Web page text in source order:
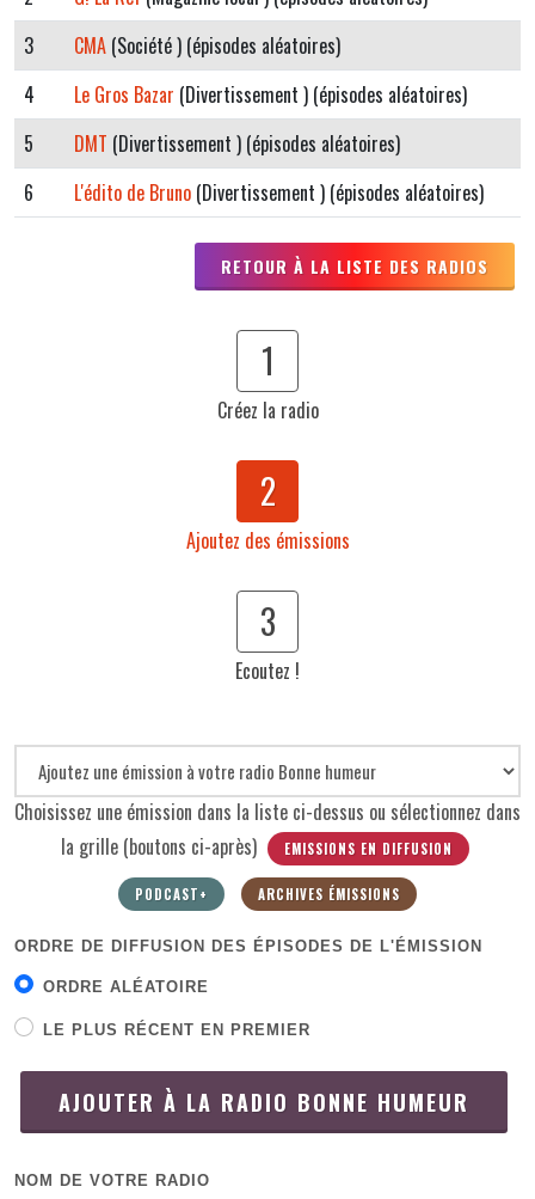
3
CMA (Société ) (épisodes aléatoires)
4
Le Gros Bazar (Divertissement ) (épisodes aléatoires)
5
DMT (Divertissement ) (épisodes aléatoires)
6
L'édito de Bruno (Divertissement ) (épisodes aléatoires)
RETOUR À LA LISTE DES RADIOS
1
Créez la radio
2
Ajoutez des émissions
3
Ecoutez !
Choisissez une émission dans la liste ci-dessus ou sélectionnez dans
la grille (boutons ci-après)
EMISSIONS EN DIFFUSION
PODCAST+ ARCHIVES ÉMISSIONS
ORDRE DE DIFFUSION DES ÉPISODES DE L'ÉMISSION
ORDRE ALÉATOIRE
LE PLUS RÉCENT EN PREMIER
AJOUTER À LA RADIO BONNE HUMEUR
NOM DE VOTRE RADIO